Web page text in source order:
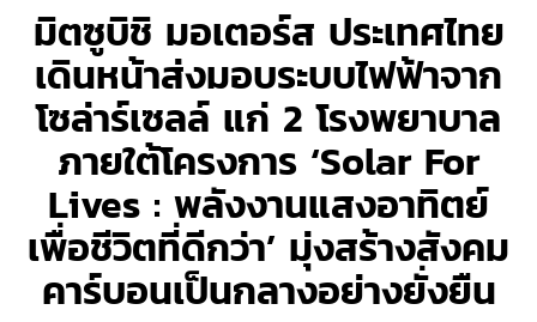
ตียงสนามกระดาษ ช่วยเหลือผู้ป่วย-บุคลากรทางการแพทย์เร่งด่วน
าวชนที่เรียนดี มุ่งส่งเสริมความเท่าเทียมด้านการศึกษาในสังคมไทย
ะ อบก. ร่วมปลูกป่า 20 ไร่ ฟื้นฟูป่าชุมชนบ้านอ่างกระพงศ์ จ. ชลบุรี
ปลูกต้นไม้ 40 ไร่ เพิ่มพื้นที่สีเขียวให้ป่าชุมชนบ้านนางาม จ.สระแก้ว
าวชนที่เรียนดี มุ่งส่งเสริมความเท่าเทียมด้านการศึกษาในสังคมไทย
ไทรทัน สนับสนุนภารกิจเคลื่อนย้ายผู้ป่วยโควิด-19 เพื่อการรักษาตัว
มิตซูบิชิ มอเตอร์ส ประเทศไทย
เดินหน้าส่งมอบระบบไฟฟ้าจาก
โซล่าร์เซลล์ แก่ 2 โรงพยาบาล
ภายใต้โครงการ ‘Solar For
Lives : พลังงานแสงอาทิตย์
เพื่อชีวิตที่ดีกว่า’ มุ่งสร้างสังคม
คาร์บอนเป็นกลางอย่างยั่งยืน